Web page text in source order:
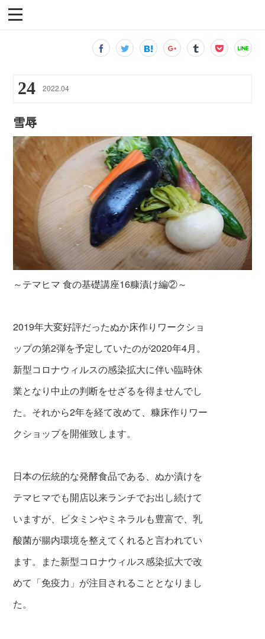
24 2022.04
雪辱
～テマヒマ 食の基礎講座16糠漬け編②～
2019年大変好評だったぬか床作りワークショ
ップの第2弾を予定していたのが2020年4月。
新型コロナウィルスの感染拡大に伴い臨時休
業となり中止の判断をせざるを得ませんでし
た。それから2年を経て改めて、糠床作りワー
クショップを開催致します。
日本の伝統的な発酵食品である、ぬか漬けを
テマヒマでも開店以来ランチでお出し続けて
いますが、ビタミンやミネラルも豊富で、乳
酸菌が腸内環境を整えてくれると言われてい
ます。また新型コロナウィルス感染拡大で改
めて「免疫力」が注目されることとなりまし
た。